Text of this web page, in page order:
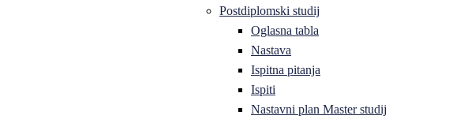
Postdiplomski studij
Oglasna tabla
Nastava
Ispitna pitanja
Ispiti
Nastavni plan Master studij